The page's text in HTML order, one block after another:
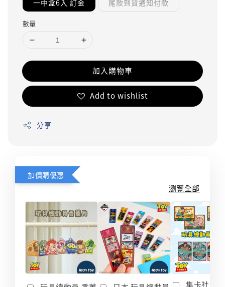
一中盒6入 訂金 尾款到貨通知付款
數量
加入購物車
Add to wishlist
分享
加價購優惠
瀏覽全部
集卡社 玩